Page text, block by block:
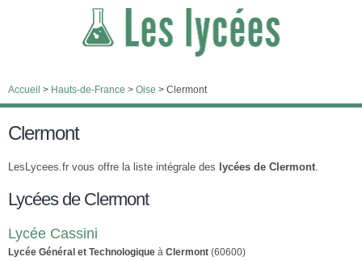
Accueil > Hauts-de-France > Oise > Clermont
Clermont
LesLycees.fr vous offre la liste intégrale des lycées de Clermont.
Lycées de Clermont
Lycée Cassini
Lycée Général et Technologique à Clermont (60600)